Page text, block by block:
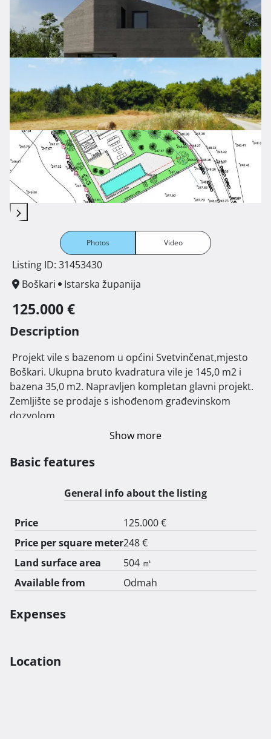
Photos Video
Listing ID: 31453430
Boškari
Istarska županija
125.000 €
Description
Boškari. Ukupna bruto kvadratura vile je 145,0 m2 i
bazena 35,0 m2. Napravljen kompletan glavni projekt.
Zemljište se prodaje s ishođenom građevinskom
dozvolom.
zelenoj idili. Prilaz čestici je asfaltiran.
Zemljište prodaje vlasnik bez agencijske provizije.
Vlasništvo 1/1.
Show more
Basic features
General info about the listing
Price
125.000 €
Price per square meter248 €
Land surface area
504 ㎡
Available from
Odmah
Expenses
Location